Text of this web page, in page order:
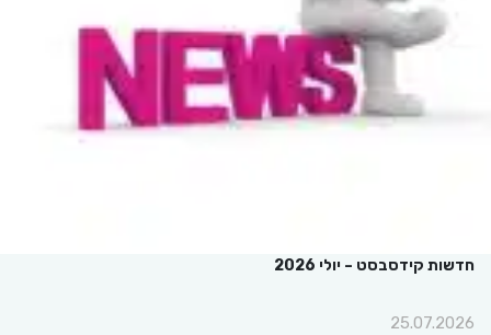
חדשות קידסבסט – יולי 2026
25.07.2026